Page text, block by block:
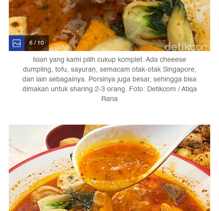
6 / 10
Isian yang kami pilih cukup komplet. Ada cheeese
dumpling, tofu, sayuran, semacam otak-otak Singapore,
dan lain sebagainya. Porsinya juga besar, sehingga bisa
dimakan untuk sharing 2-3 orang. Foto: Detikcom / Atiqa
Rana